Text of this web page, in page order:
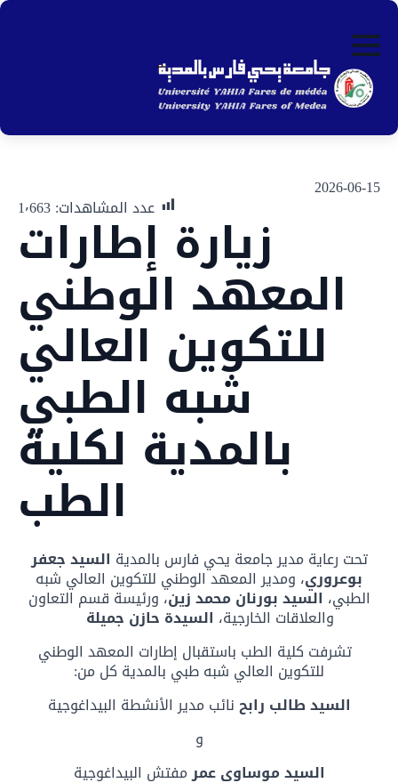
2026-06-15
عدد المشاهدات:1٬663
زيارة إطارات
المعهد الوطني
للتكوين العالي
شبه الطبي
بالمدية لكلية
الطب
تحت رعاية مدير جامعة يحي فارس بالمدية السيد جعفر
بوعروري، ومدير المعهد الوطني للتكوين العالي شبه
الطبي، السيدبورنان محمد زين، ورئيسة قسم التعاون
والعلاقات الخارجية، السيدة حازن جميلة
تشرفت كلية الطب باستقبال إطارات المعهد الوطني
للتكوين العالي شبه طبي بالمدية كل من:
السيد طالب رابحنائب مدير الأنشطة البيداغوجية
و
السيدموساوي عمرمفتش البيداغوجية